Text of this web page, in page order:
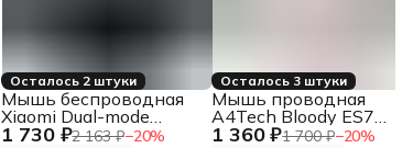
Осталось 2 штуки
1 730 ₽2 163 ₽−20%
Мышь беспроводная
Xiaomi Dual-mode
Wireless Mouse 2
Осталось 3 штуки
1 360 ₽1 700 ₽−20%
Мышь проводная
A4Tech Bloody ES7
белый, 6000 dpi, USB,